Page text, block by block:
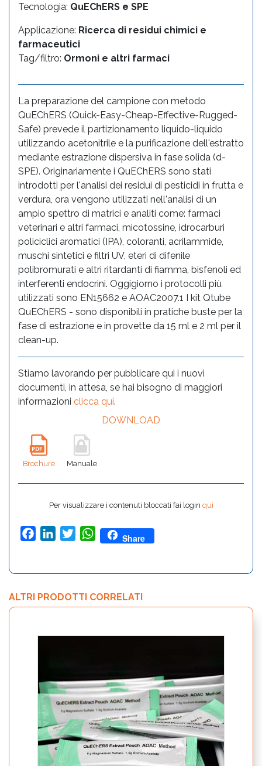
Tecnologia: QuEChERS e SPE
Applicazione: Ricerca di residui chimici e
farmaceutici
Tag/filtro: Ormoni e altri farmaci
La preparazione del campione con metodo
QuEChERS (Quick-Easy-Cheap-Effective-Rugged-
Safe) prevede il partizionamento liquido-liquido
utilizzando acetonitrile e la purificazione dell'estratto
mediante estrazione dispersiva in fase solida (d-
SPE). Originariamente i QuEChERS sono stati
introdotti per l'analisi dei residui di pesticidi in frutta e
verdura, ora vengono utilizzati nell'analisi di un
ampio spettro di matrici e analiti come: farmaci
veterinari e altri farmaci, micotossine, idrocarburi
policiclici aromatici (IPA), coloranti, acrilammide,
muschi sintetici e filtri UV, eteri di difenile
polibromurati e altri ritardanti di fiamma, bisfenoli ed
interferenti endocrini. Oggigiorno i protocolli più
utilizzati sono EN15662 e AOAC2007.1 I kit Qtube
QuEChERS - sono disponibili in pratiche buste per la
fase di estrazione e in provette da 15 ml e 2 ml per il
clean-up.
Stiamo lavorando per pubblicare qui i nuovi
documenti, in attesa, se hai bisogno di maggiori
informazioni clicca qui.
DOWNLOAD
Brochure Manuale
Per visualizzare i contenuti bloccati fai login qui
FacebookLinkedInTwitterWhatsApp
Share
ALTRI PRODOTTI CORRELATI